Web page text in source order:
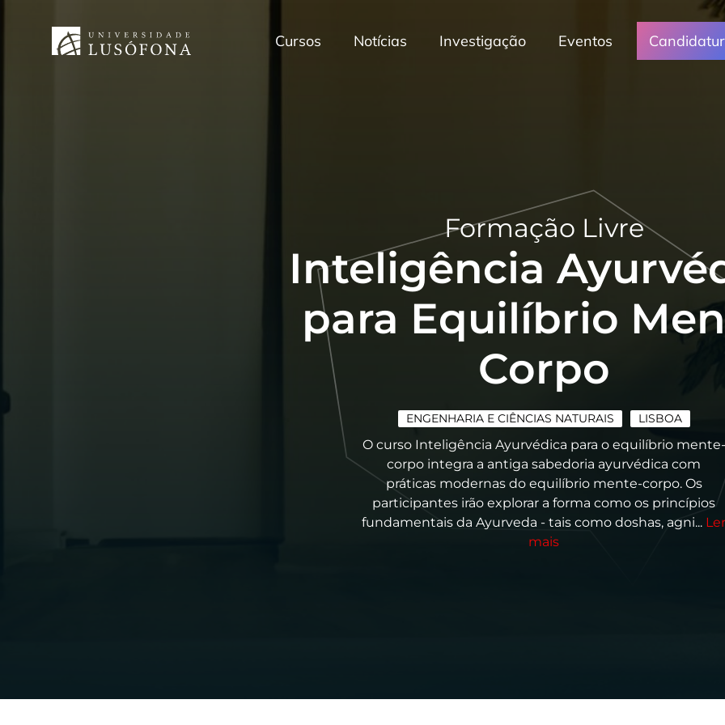
Cursos Notícias Investigação Eventos
Formação Livre
Inteligência
para Equilíbrio
Corpo
ENGENHARIA E CIÊNCIAS NATURAIS LISBOA
O curso Inteligência Ayurvédica para o equilíbrio mente-
corpo integra a antiga sabedoria ayurvédica com
práticas modernas do equilíbrio mente-corpo. Os
participantes irão explorar a forma como os princípios
fundamentais da Ayurveda - tais como doshas, agni... Ler
mais